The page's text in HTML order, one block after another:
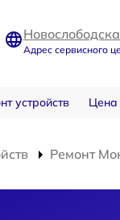
Адрес сервисного
устройств Цена
Ремонт